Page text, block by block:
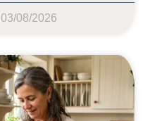
03/08/2026